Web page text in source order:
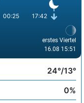
00:25 17:42
erstes Viertel
16.08 15:51
24°/13°
0%